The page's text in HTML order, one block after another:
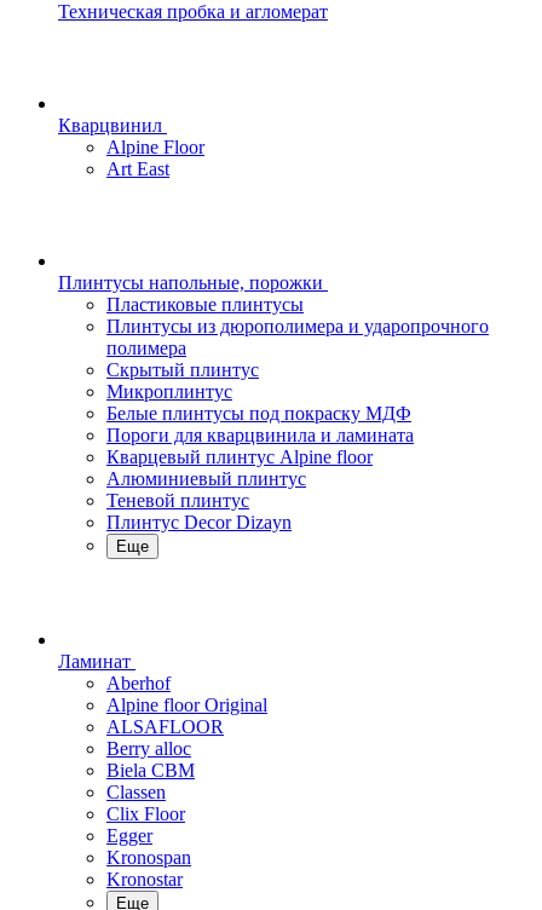
Техническая пробка и агломерат
Кварцвинил
Alpine Floor
Art East
Плинтусы напольные, порожки
Пластиковые плинтусы
Плинтусы из дюрополимера и ударопрочного
полимера
Скрытый плинтус
Микроплинтус
Белые плинтусы под покраску МДФ
Пороги для кварцвинила и ламината
Кварцевый плинтус Alpine floor
Алюминиевый плинтус
Теневой плинтус
Плинтус Decor Dizayn
Еще
Ламинат
Aberhof
Alpine floor Original
ALSAFLOOR
Berry alloc
Biela CBM
Classen
Clix Floor
Egger
Kronospan
Kronostar
Еще